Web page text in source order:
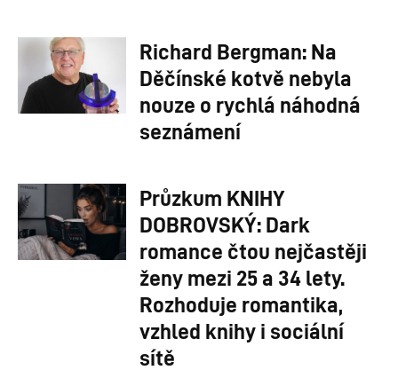
Richard Bergman: Na
Děčínské kotvě nebyla
nouze o rychlá náhodná
seznámení
Průzkum KNIHY
DOBROVSKÝ: Dark
romance čtou nejčastěji
ženy mezi 25 a 34 lety.
Rozhoduje romantika,
vzhled knihy i sociální
sítě